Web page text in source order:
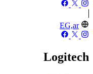
EG,ar
Logitech